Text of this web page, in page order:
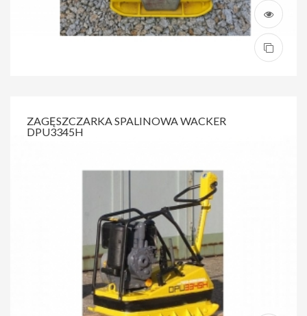
ZAGĘSZCZARKA SPALINOWA WACKER
DPU3345H